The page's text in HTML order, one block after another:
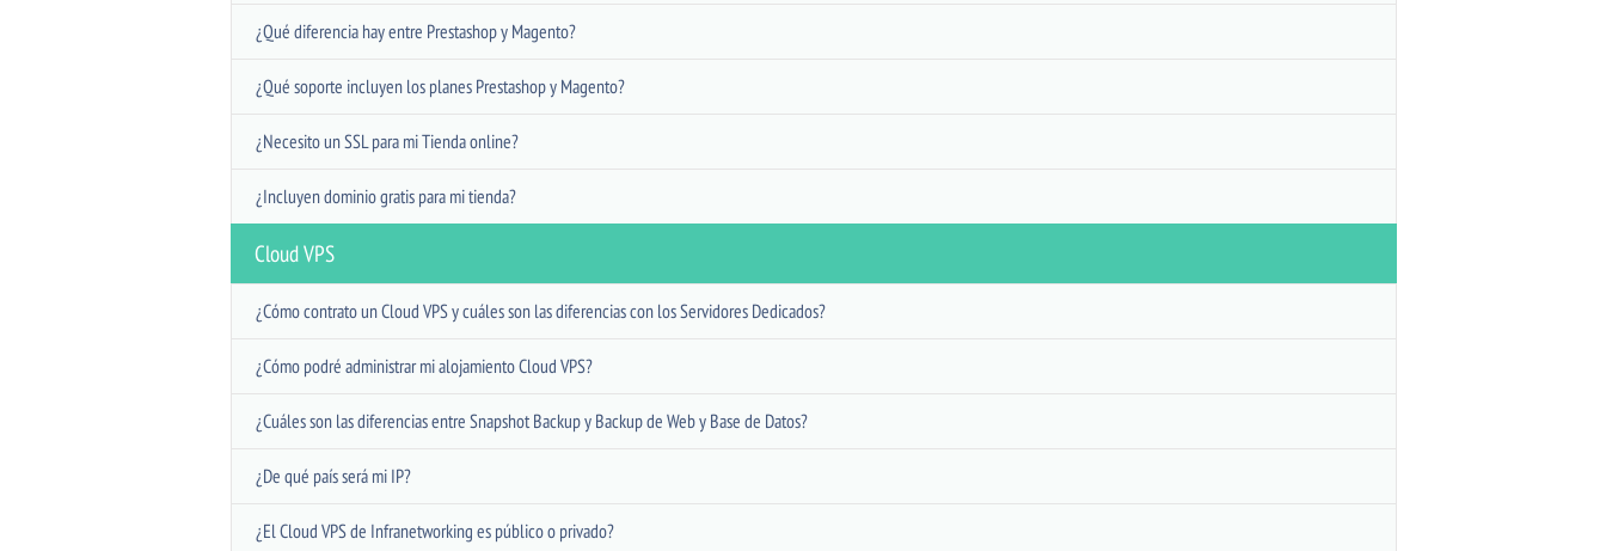
¿Qué diferencia hay entre Prestashop y Magento?
¿Qué soporte incluyen los planes Prestashop y Magento?
¿Necesito un SSL para mi Tienda online?
¿Incluyen dominio gratis para mi tienda?
Cloud VPS
¿Cómo contrato un Cloud VPS y cuáles son las diferencias con los Servidores Dedicados?
¿Cómo podré administrar mi alojamiento Cloud VPS?
¿Cuáles son las diferencias entre Snapshot Backup y Backup de Web y Base de Datos?
¿De qué país será mi IP?
¿El Cloud VPS de Infranetworking es público o privado?